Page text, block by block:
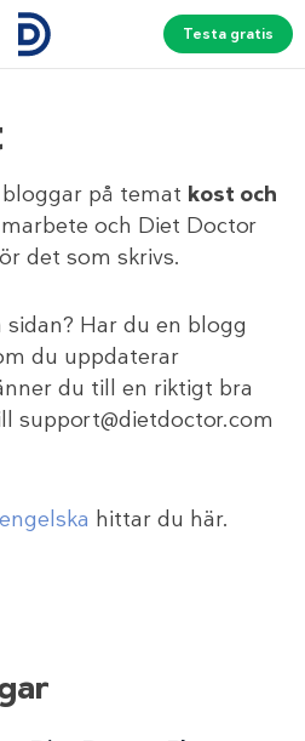
Testa gratis
på temat kost och
och Diet Doctor
det som skrivs.
Har du en blogg
du uppdaterar
du till en riktigt bra
support@dietdoctor.com
engelska hittar du här.